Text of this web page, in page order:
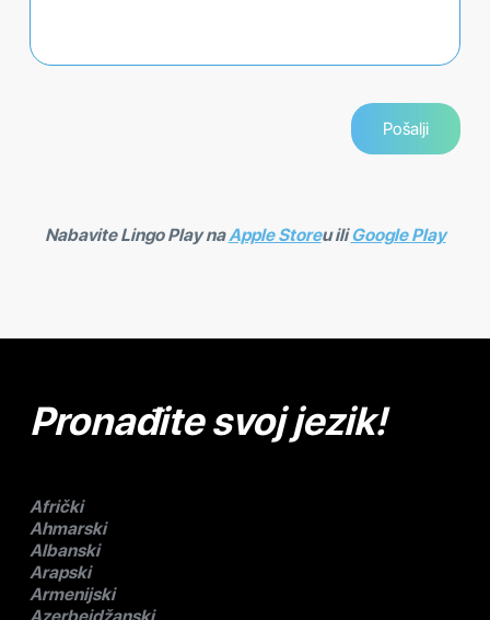
Nabavite Lingo Play naApple Storeu iliGoogle Play
Pronađite svoj jezik!
Afrički
Ahmarski
Albanski
Arapski
Armenijski